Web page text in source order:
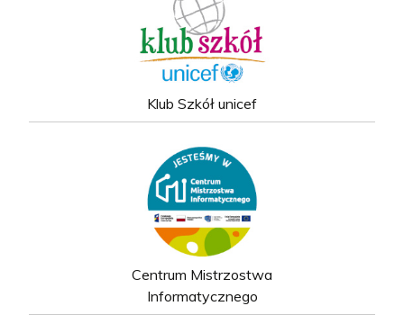
Klub Szkół unicef
Centrum Mistrzostwa
Informatycznego